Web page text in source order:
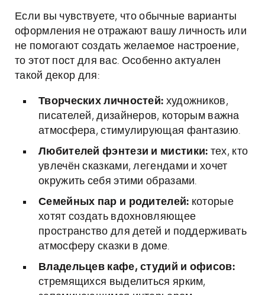
Если вы чувствуете, что обычные варианты
оформления не отражают вашу личность или
не помогают создать желаемое настроение,
то этот пост для вас. Особенно актуален
такой декор для:
Творческих личностей: художников,
писателей, дизайнеров, которым важна
атмосфера, стимулирующая фантазию.
Любителей фэнтези и мистики: тех, кто
увлечён сказками, легендами и хочет
окружить себя этими образами.
Семейных пар и родителей: которые
хотят создать вдохновляющее
пространство для детей и поддерживать
атмосферу сказки в доме.
Владельцев кафе, студий и офисов:
стремящихся выделиться ярким,